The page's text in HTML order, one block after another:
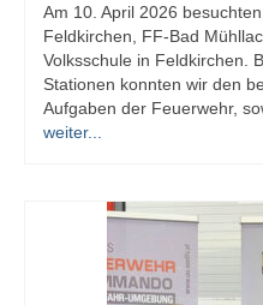
Am 10. April 2026
Feldkirchen, FF-Bad
Volksschule in Feldkirchen.
Stationen konnten wir den
Aufgaben der Feuerwehr,
weiter...